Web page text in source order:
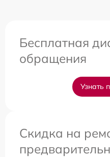
Бесплатная
обращения
Узнать
Скидка на